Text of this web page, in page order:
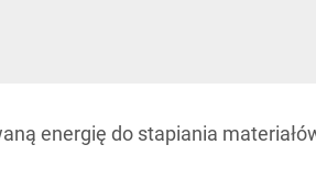
energię do stapiania